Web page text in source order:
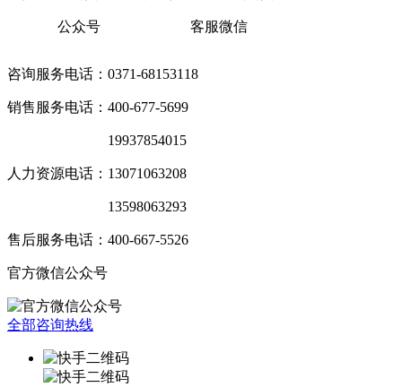
公众号 客服微信
咨询服务电话：0371-68153118
销售服务电话：400-677-5699
19937854015
人力资源电话：13071063208
13598063293
售后服务电话：400-667-5526
官方微信公众号
全部咨询热线